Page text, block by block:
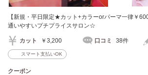
【新規・平日限定★カット+カラーorパーマ一律￥
通いやすいプチプライスサロン☆
カット ￥3,200 口コミ 38件
スマート支払いOK
クーポン